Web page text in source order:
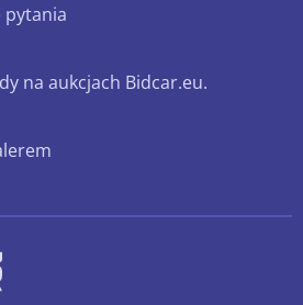
pytania
na aukcjach Bidcar.eu.